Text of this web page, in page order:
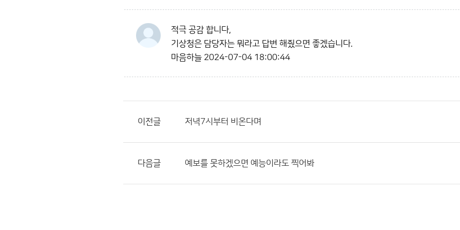
적극 공감 합니다,
기상청은 담당자는 뭐라고 답변 해줬으면 좋겠습니다.
마음하늘 2024-07-04 18:00:44
이전글 저녁7시부터 비온다며
다음글 예보를 못하겠으면 예능이라도 찍어봐